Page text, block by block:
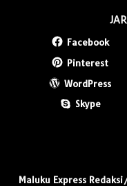
Facebook
Pinterest
WordPress
Skype
Maluku Express